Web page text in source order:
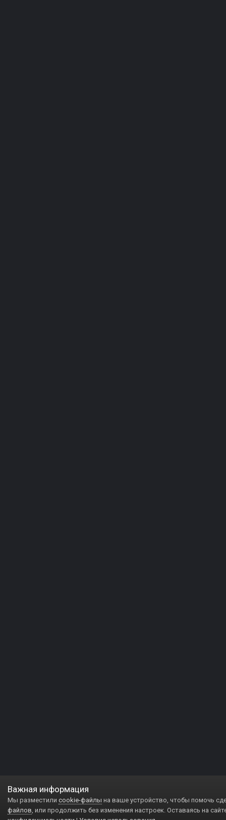
Важная информация
Мы разместили cookie-файлы на ваше устройство, чтобы помочь
файлов, или продолжить без изменения настроек. Оставаясь на